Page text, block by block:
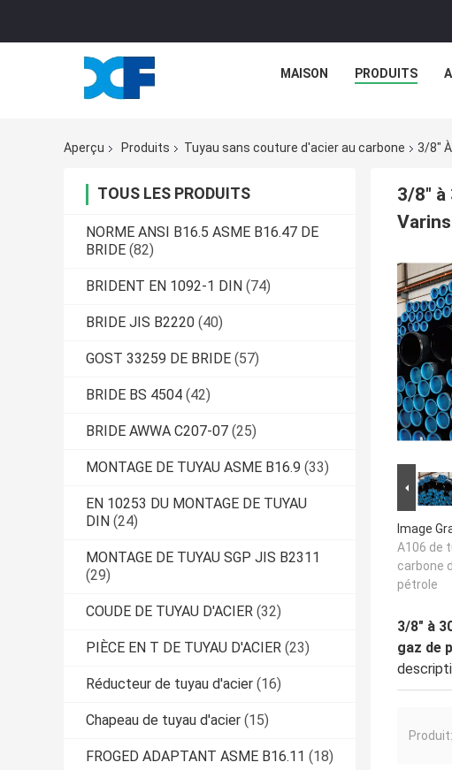
MAISON PRODUITS
Aperçu Produits Tuyau sans couture d'acier au carbone 3/8"
TOUS LES PRODUITS
NORME ANSI B16.5 ASME B16.47 DE
BRIDE (82)
BRIDENT EN 1092-1 DIN (74)
BRIDE JIS B2220 (40)
GOST 33259 DE BRIDE (57)
BRIDE BS 4504 (42)
BRIDE AWWA C207-07 (25)
MONTAGE DE TUYAU ASME B16.9 (33)
EN 10253 DU MONTAGE DE TUYAU
DIN (24)
MONTAGE DE TUYAU SGP JIS B2311
(29)
COUDE DE TUYAU D'ACIER (32)
PIÈCE EN T DE TUYAU D'ACIER (23)
Réducteur de tuyau d'acier (16)
Chapeau de tuyau d'acier (15)
FROGED ADAPTANT ASME B16.11 (18)
3/8" à
Image
A106 de
carbone
pétrole
3/8" à
gaz de
Produit: